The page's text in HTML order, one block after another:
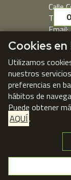
Calle
Telf.
Email:
Cookies en
Utilizamos
nuestros
preferencias en
hábitos de
Puede obtener
AQUÍ.